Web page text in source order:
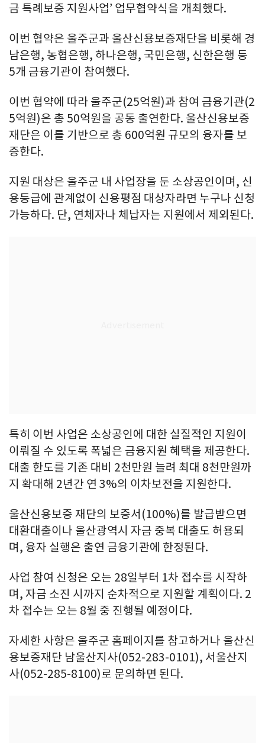
금 특례보증 지원사업’ 업무협약식을 개최했다.
이번 협약은 울주군과 울산신용보증재단을 비롯해 경
남은행, 농협은행, 하나은행, 국민은행, 신한은행 등
5개 금융기관이 참여했다.
이번 협약에 따라 울주군(25억원)과 참여 금융기관(2
5억원)은 총 50억원을 공동 출연한다. 울산신용보증
재단은 이를 기반으로 총 600억원 규모의 융자를 보
증한다.
지원 대상은 울주군 내 사업장을 둔 소상공인이며, 신
용등급에 관계없이 신용평점 대상자라면 누구나 신청
가능하다. 단, 연체자나 체납자는 지원에서 제외된다.
특히 이번 사업은 소상공인에 대한 실질적인 지원이
이뤄질 수 있도록 폭넓은 금융지원 혜택을 제공한다.
대출 한도를 기존 대비 2천만원 늘려 최대 8천만원까
지 확대해 2년간 연 3%의 이차보전을 지원한다.
울산신용보증 재단의 보증서(100%)를 발급받으면
대환대출이나 울산광역시 자금 중복 대출도 허용되
며, 융자 실행은 출연 금융기관에 한정된다.
사업 참여 신청은 오는 28일부터 1차 접수를 시작하
며, 자금 소진 시까지 순차적으로 지원할 계획이다. 2
차 접수는 오는 8월 중 진행될 예정이다.
자세한 사항은 울주군 홈페이지를 참고하거나 울산신
용보증재단 남울산지사(052-283-0101), 서울산지
사(052-285-8100)로 문의하면 된다.